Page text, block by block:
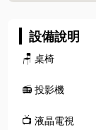
設備說明
🪑 桌椅
📻 投影機
📺 液晶電視